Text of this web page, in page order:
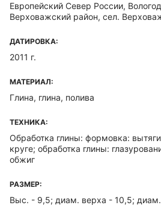
Европейский Север России,
Верховажский район, сел.
ДАТИРОВКА:
2011 г.
МАТЕРИАЛ:
Глина, глина, полива
ТЕХНИКА:
Обработка глины: формовка:
круге; обработка глины:
обжиг
РАЗМЕР:
Выс. - 9,5; диам. верха - 10,5;